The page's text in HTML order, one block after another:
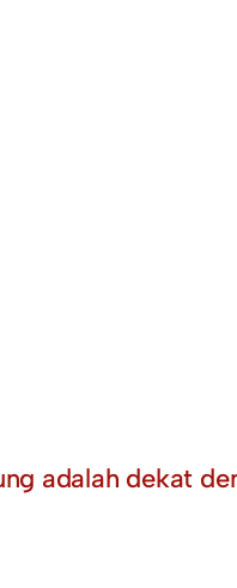
adalah dekat